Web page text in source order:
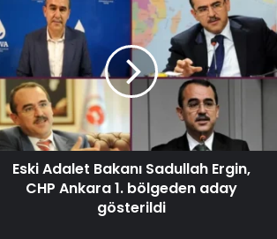
Eski Adalet Bakanı Sadullah Ergin,
CHP Ankara 1. bölgeden aday
gösterildi